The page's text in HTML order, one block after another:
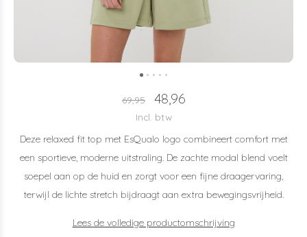
69,95 48,96
Incl. btw
Deze relaxed fit top met EsQualo logo combineert comfort met
een sportieve, moderne uitstraling. De zachte modal blend voelt
soepel aan op de huid en zorgt voor een fijne draagervaring,
terwijl de lichte stretch bijdraagt aan extra bewegingsvrijheid.
Lees de volledige productomschrijving